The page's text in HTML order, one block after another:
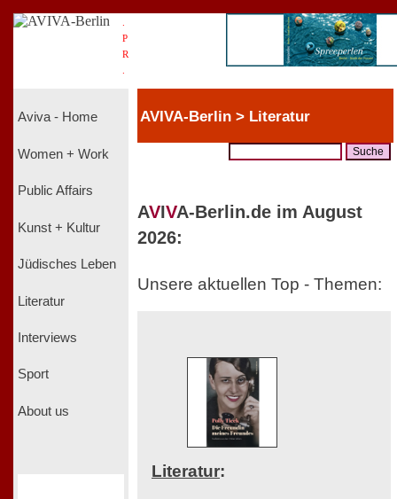
P
R
Aviva - Home
Women + Work
Public Affairs
Kunst + Kultur
Jüdisches Leben
Literatur
Interviews
Sport
About us
AVIVA-Berlin > Literatur
AVIVA-Berlin.de im August
2026:
Unsere aktuellen Top - Themen:
Literatur: